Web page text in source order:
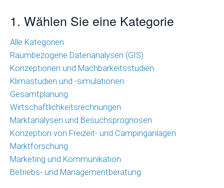
Skigebietsprojekten
Wirtschaftlichkeitsrechnungen
Marktanalysen
und
Besuchsprognosen
Marktforschung
Marketing
und
Kommunikation
Betriebs-
1. Wählen Sie eine Kategorie
Alle Kategorien
Raumbezogene Datenanalysen (GIS)
Konzeptionen und Machbarkeitsstudien
Klimastudien und -simulationen
Gesamtplanung
Wirtschaftlichkeitsrechnungen
Marktanalysen und Besuchsprognosen
Konzeption von Freizeit- und Campinganlagen
Marktforschung
Marketing und Kommunikation
Betriebs- und Managementberatung